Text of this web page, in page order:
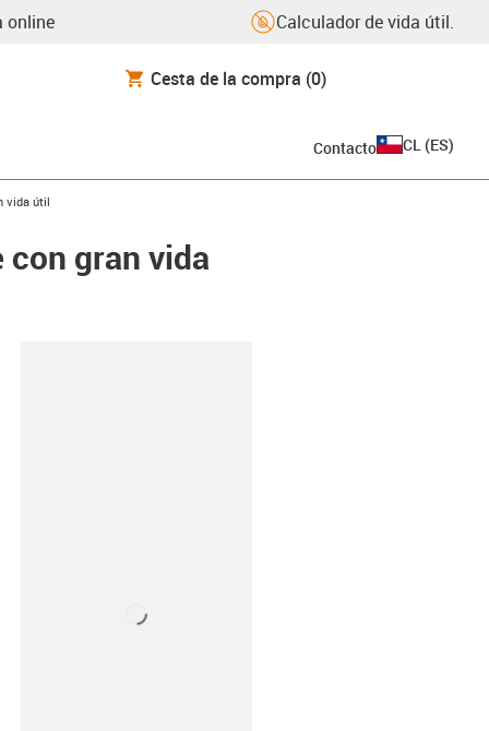
online Calculador de vida útil.
Cesta de la compra (0)
Contacto CL (ES)
vida útil
gran vida